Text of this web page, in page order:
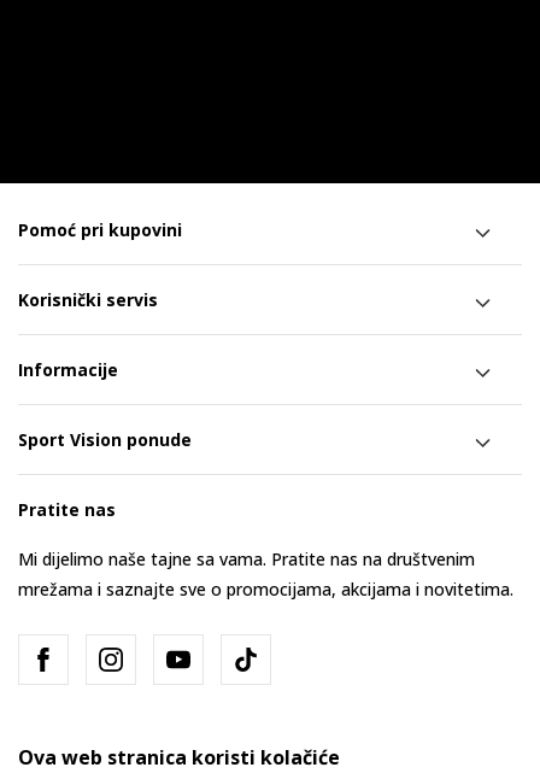
Pomoć pri kupovini
Korisnički servis
Informacije
Sport Vision ponude
Pratite nas
Mi dijelimo naše tajne sa vama. Pratite nas na društvenim
mrežama i saznajte sve o promocijama, akcijama i novitetima.
Ova web stranica koristi kolačiće